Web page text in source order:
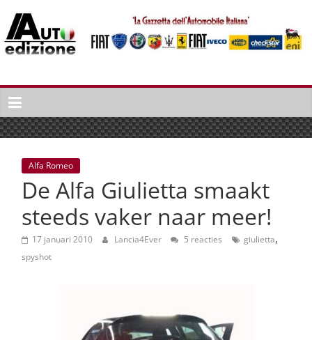
naar
inhoud
Auto
Edizione
La
Gazetta
dell'Automobile
Italiana
autonieuws
lifestyle
Alfa Romeo
De Alfa Giulietta smaakt
steeds vaker naar meer!
17 januari 2010 Lancia4Ever 5 reacties giulietta,
spyshot